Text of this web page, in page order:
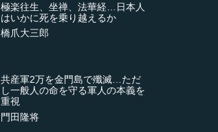
極楽往生、坐禅、法華経…日本人
はいかに死を乗り越えるか
橋爪大三郎
共産軍2万を金門島で殲滅…ただ
し一般人の命を守る軍人の本義を
重視
門田隆将